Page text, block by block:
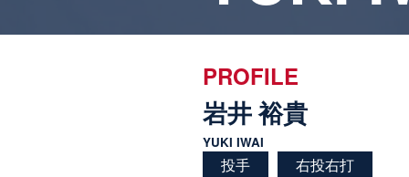
PROFILE
岩井 裕貴
YUKI IWAI
投手 右投右打